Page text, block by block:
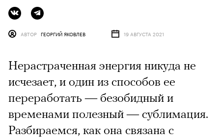
АВТОР ГЕОРГИЙ ЯКОВЛЕВ 19 АВГУСТА 2021
Нерастраченная энергия никуда не
исчезает, и один из способов ее
переработать — безобидный и
временами полезный — сублимация.
Разбираемся, как она связана с